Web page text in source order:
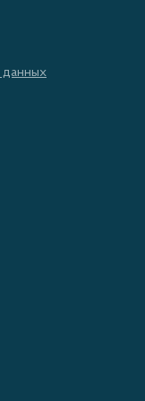
батареек или
жерновов,